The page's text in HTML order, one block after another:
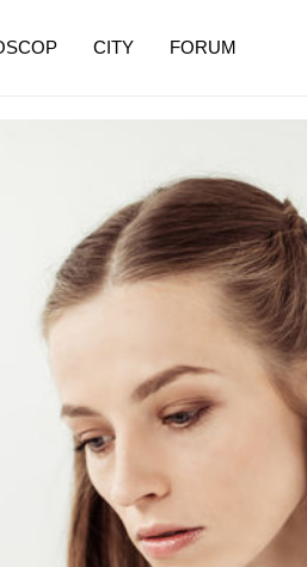
CITY FORUM
în vârstă